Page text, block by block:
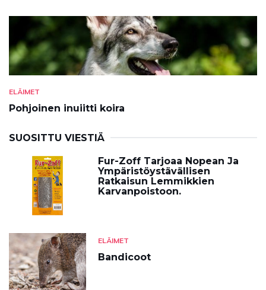
ELÄIMET
Pohjoinen inuiitti koira
SUOSITTU VIESTIÄ
Fur-Zoff Tarjoaa Nopean Ja
Ympäristöystävällisen
Ratkaisun Lemmikkien
Karvanpoistoon.
ELÄIMET
Bandicoot